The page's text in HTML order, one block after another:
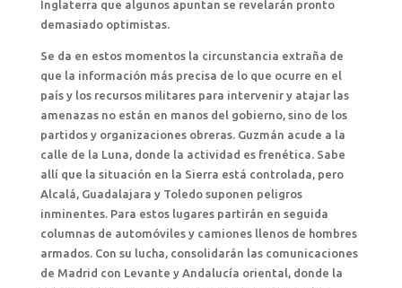
Inglaterra que algunos apuntan se revelarán pronto
demasiado optimistas.
Se da en estos momentos la circunstancia extraña de
que la información más precisa de lo que ocurre en el
país y los recursos militares para intervenir y atajar las
amenazas no están en manos del gobierno, sino de los
partidos y organizaciones obreras. Guzmán acude a la
calle de la Luna, donde la actividad es frenética. Sabe
allí que la situación en la Sierra está controlada, pero
Alcalá, Guadalajara y Toledo suponen peligros
inminentes. Para estos lugares partirán en seguida
columnas de automóviles y camiones llenos de hombres
armados. Con su lucha, consolidarán las comunicaciones
de Madrid con Levante y Andalucía oriental, donde la